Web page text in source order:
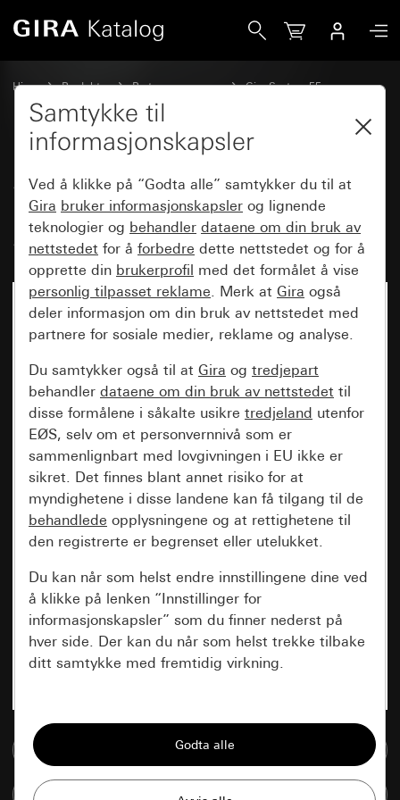
Hjem Produkter Bryterprogrammer
Gira System 55
Kobling og trykking
System 3000 persienne- og
koblingsur BT pilsymboler
System 55
Til mediadatabase
Sammenlign artikkel
Samtykke til
informasjonskapsler
Ved å klikke på “Godta alle” samtykker du til at
Gira bruker informasjonskapsler og lignende
teknologier og behandler dataene om din bruk av
nettstedet for å forbedre dette nettstedet og for å
opprette din brukerprofil med det formålet å vise
personlig tilpasset reklame. Merk at Gira også
deler informasjon om din bruk av nettstedet med
partnere for sosiale medier, reklame og analyse.
Du samtykker også til at Gira og tredjepart
behandler dataene om din bruk av nettstedet til
disse formålene i såkalte usikre tredjeland utenfor
EØS, selv om et personvernnivå som er
sammenlignbart med lovgivningen i EU ikke er
sikret. Det finnes blant annet risiko for at
myndighetene i disse landene kan få tilgang til de
behandlede opplysningene og at rettighetene til
den registrerte er begrenset eller utelukket.
Du kan når som helst endre innstillingene dine ved
å klikke på lenken “Innstillinger for
informasjonskapsler” som du finner nederst på
hver side. Der kan du når som helst trekke tilbake
ditt samtykke med fremtidig virkning.
Alle informasjonskapslene vi trenger for å
kunne vise deg siden.